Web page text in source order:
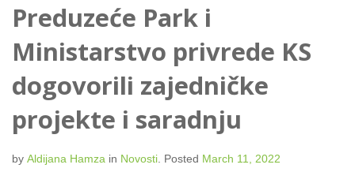
Preduzeće Park i
Ministarstvo privrede KS
dogovorili zajedničke
projekte i saradnju
by Aldijana Hamza in Novosti. Posted March 11, 2022